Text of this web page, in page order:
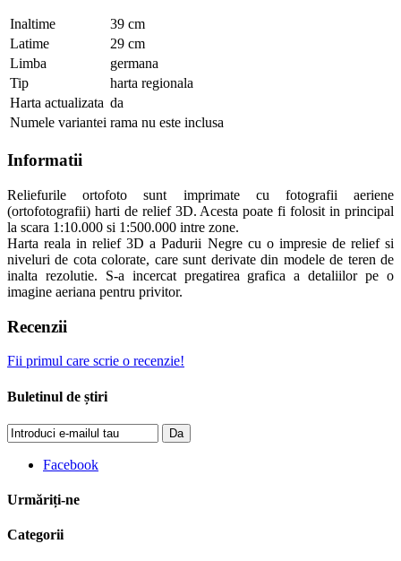
Inaltime
39 cm
Latime
29 cm
Limba
germana
Tip
harta regionala
Harta actualizata da
Numele variantei rama nu este inclusa
Informatii
Reliefurile ortofoto sunt imprimate cu fotografii aeriene
(ortofotografii) harti de relief 3D. Acesta poate fi folosit in principal
la scara 1:10.000 si 1:500.000 intre zone.
Harta reala in relief 3D a Padurii Negre cu o impresie de relief si
niveluri de cota colorate, care sunt derivate din modele de teren de
inalta rezolutie. S-a incercat pregatirea grafica a detaliilor pe o
imagine aeriana pentru privitor.
Recenzii
Fii primul care scrie o recenzie!
Buletinul de știri
Da
Facebook
Urmăriți-ne
Categorii